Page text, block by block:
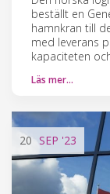
beställt en
hamnkran till
med leverans
kapaciteten
Läs mer…
20 SEP '23